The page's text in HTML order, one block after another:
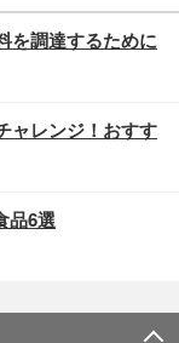
を調達するために
ャレンジ！おすす
品6選